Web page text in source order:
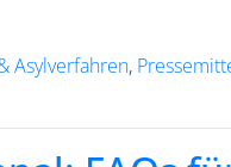
Asylverfahren,